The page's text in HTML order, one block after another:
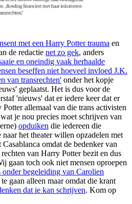
met een Harry Potter trauma en
de redactie net zo gek, anders
en oneindig vaak herhaalde
beseffen niet hoeveel invloed J.K.
van transrechten' onder het kopje
geplaatst. Het is dus voor de
'nieuws' dat er iedere keer dat er
allemaal van die trans activisten
je nou precies moet schrijven van
opduiken die iedereen die
het theater willen opzadelen met
omdat de bedenker van
van Harry Potter bezit en dus
gaan toch ook niet mensen oproepen
begeleiding van Carolien
te gaan alleen maar omdat die krant
dat ie kan schrijven. Kom op